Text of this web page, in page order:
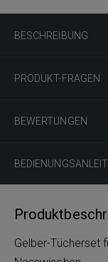
BESCHREIBUNG
PRODUKT-FRAGEN
BEWERTUNGEN
Gelber-Tücherset